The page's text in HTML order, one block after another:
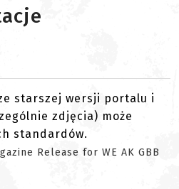
starszej wersji portalu i
zdjęcia) może
standardów.
Release for WE AK GBB